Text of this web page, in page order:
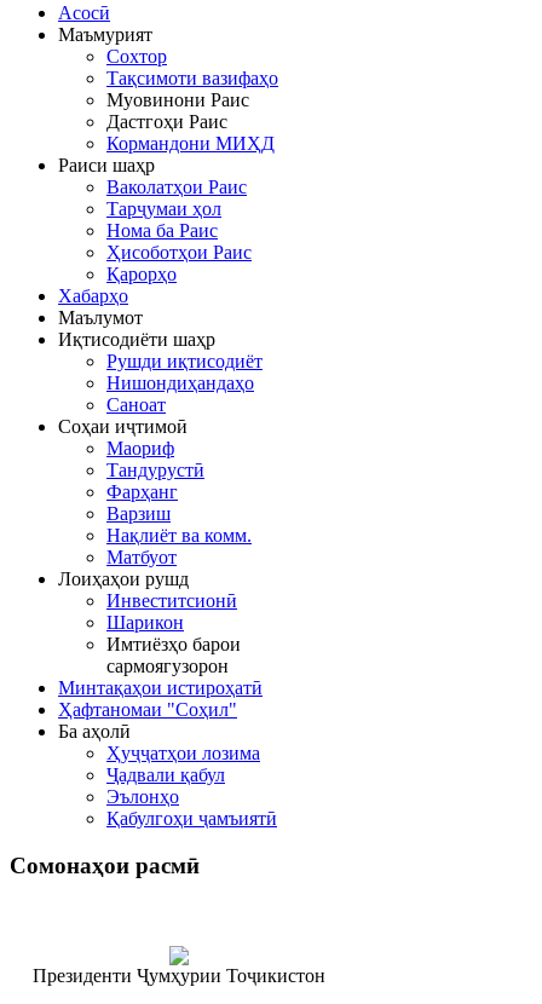
Асосӣ
Маъмурият
Сохтор
Тақсимоти вазифаҳо
Муовинони Раис
Дастгоҳи Раис
Кормандони МИҲД
Раиси шаҳр
Ваколатҳои Раис
Тарҷумаи ҳол
Нома ба Раис
Ҳисоботҳои Раис
Қарорҳо
Хабарҳо
Маълумот
Иқтисодиёти шаҳр
Рушди иқтисодиёт
Нишондиҳандаҳо
Саноат
Соҳаи иҷтимоӣ
Маориф
Тандурустӣ
Фарҳанг
Варзиш
Нақлиёт ва комм.
Матбуот
Лоиҳаҳои рушд
Инвеститсионӣ
Шарикон
Имтиёзҳо барои
сармоягузорон
Минтақаҳои истироҳатӣ
Ҳафтаномаи "Соҳил"
Ба аҳолӣ
Ҳуҷҷатҳои лозима
Ҷадвали қабул
Эълонҳо
Қабулгоҳи ҷамъиятӣ
Сомонаҳои расмӣ
Президенти Ҷумҳурии Тоҷикистон